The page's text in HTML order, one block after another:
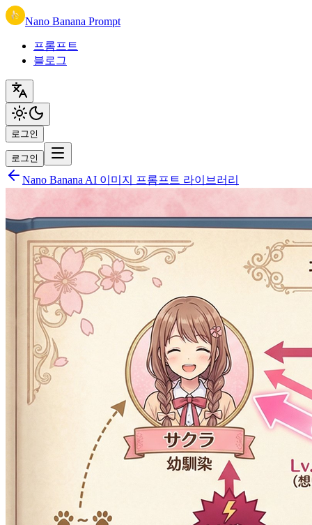
Nano Banana Prompt
프롬프트
블로그
로그인
로그인
Nano Banana AI 이미지 프롬프트 라이브러리